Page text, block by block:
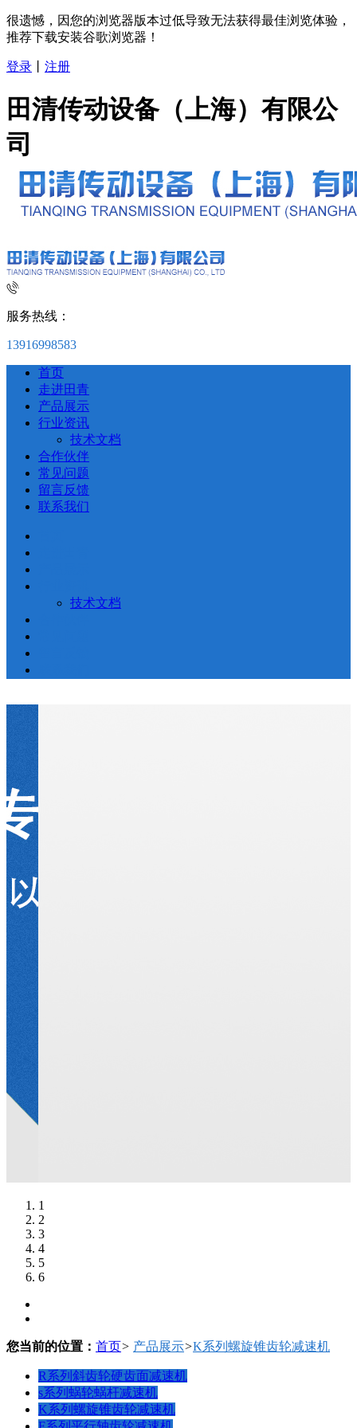
很遗憾，因您的浏览器版本过低导致无法获得最佳浏览体验，
推荐下载安装谷歌浏览器！
登录 注册
田清传动设备（上海）有限公
司
服务热线：
13916998583
首页
走进田青
产品展示
行业资讯
技术文档
合作伙伴
常见问题
留言反馈
联系我们
技术文档
1
2
3
4
5
6
您当前的位置： 首页> 产品展示>K系列螺旋锥齿轮减速机
R系列斜齿轮硬齿面减速机
s系列蜗轮蜗杆减速机
K系列螺旋锥齿轮减速机